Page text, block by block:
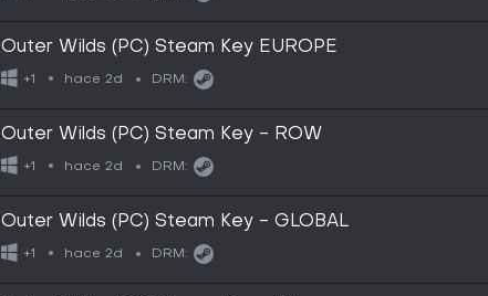
Outer Wilds (PC) Steam Key EUROPE
+1 hace 2d DRM:
Outer Wilds (PC) Steam Key - ROW
+1 hace 2d DRM:
Outer Wilds (PC) Steam Key - GLOBAL
+1 hace 2d DRM: